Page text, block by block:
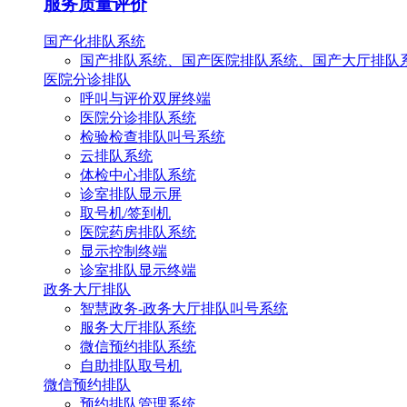
国产化排队系统
国产排队系统、国产医院排队系统、国产大厅排队
医院分诊排队
呼叫与评价双屏终端
医院分诊排队系统
检验检查排队叫号系统
云排队系统
体检中心排队系统
诊室排队显示屏
取号机/签到机
医院药房排队系统
显示控制终端
诊室排队显示终端
政务大厅排队
智慧政务-政务大厅排队叫号系统
服务大厅排队系统
微信预约排队系统
自助排队取号机
微信预约排队